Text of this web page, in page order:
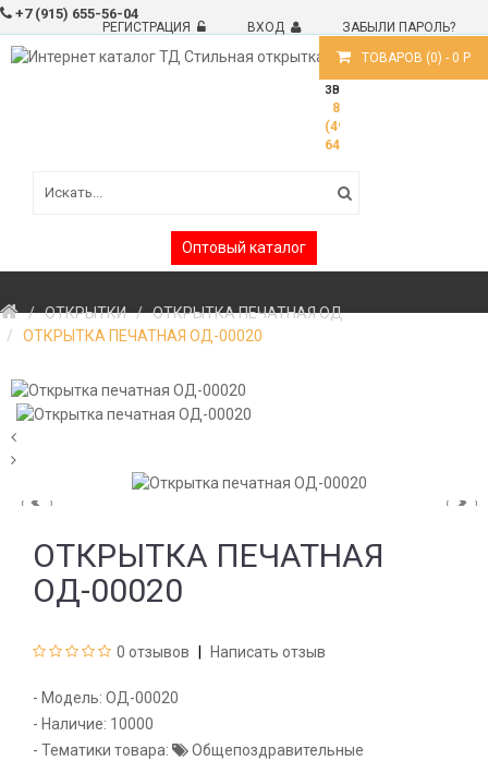
+7 (915) 655-56-04
РЕГИСТРАЦИЯ ВХОД
ЗАБЫЛИ ПАРОЛЬ?
ТОВАРОВ (0) - 0 Р
ЗВОНИТЕ!
8
(499)
6488191
Оптовый каталог
ОТКРЫТКИ
ОТКРЫТКА ПЕЧАТНАЯ ОД
ОТКРЫТКА ПЕЧАТНАЯ ОД-00020
ОТКРЫТКА ПЕЧАТНАЯ
ОД-00020
0 отзывов Написать отзыв
- Модель: ОД-00020
- Наличие: 10000
- Тематики товара:
Общепоздравительные